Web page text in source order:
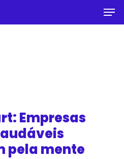
Empresas
pela mente